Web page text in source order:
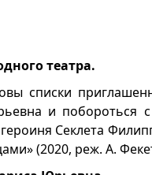
театра.
списки
и побороться
Секлета
(2020, реж. А.